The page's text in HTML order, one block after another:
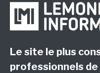
Le site le plus
professionnels de